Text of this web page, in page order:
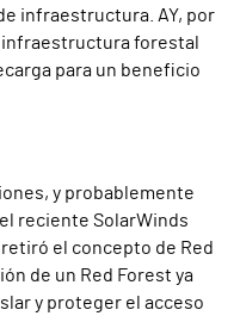
infraestructura AY, por
forestal
para un beneficio
y probablemente
reciente SolarWinds
retiró el concepto de Red
de un Red Forest ya
y proteger el acceso